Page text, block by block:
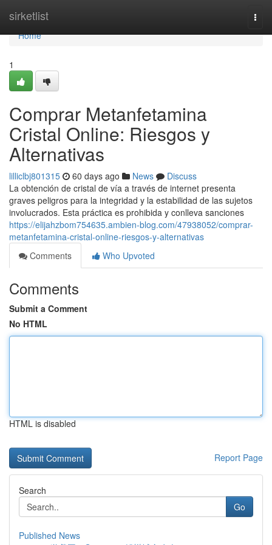
sirketlist
Home
Home
1
Comprar Metanfetamina
Cristal Online: Riesgos y
Alternativas
lilliclbj801315 60 days ago News
Discuss
La obtención de cristal de vía a través de internet presenta
graves peligros para la integridad y la estabilidad de las sujetos
involucrados. Esta práctica es prohibida y conlleva sanciones
https://elijahzbom754635.ambien-blog.com/47938052/comprar-
metanfetamina-cristal-online-riesgos-y-alternativas
Comments
Who Upvoted
Comments
Submit a Comment
No HTML
HTML is disabled
Report Page
Search
Go
Published News